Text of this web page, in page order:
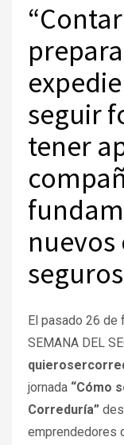
seguir
tener
seguros
El pasado 26 de
SEMANA DEL
jornada “Cómo
Correduría”
emprendedores